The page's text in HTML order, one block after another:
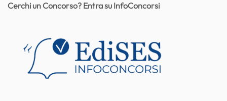
Cerchi un Concorso? Entra su InfoConcorsi